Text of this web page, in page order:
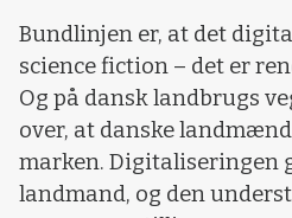
Bundlinjen er, at det
science fiction – det er
Og på dansk landbrugs
over, at danske
marken. Digitaliseringen
landmand, og den